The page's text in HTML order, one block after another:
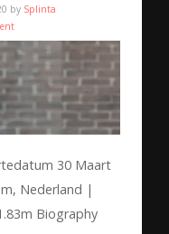
by Splinta
30 Maart
Nederland |
Biography